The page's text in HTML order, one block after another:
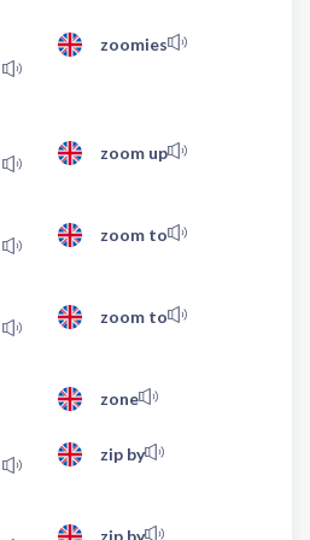
zoomies
zoom up
zoom to
zoom to
zone
zip by
zip by